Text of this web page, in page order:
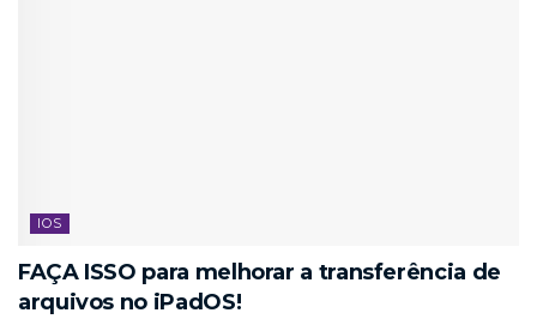
IOS
FAÇA ISSO para melhorar a transferência de
arquivos no iPadOS!